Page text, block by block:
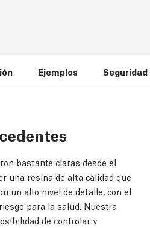
Ejemplos Seguridad
bastante claras desde el
una resina de alta calidad que
un alto nivel de detalle, con el
para la salud. Nuestra
de controlar y